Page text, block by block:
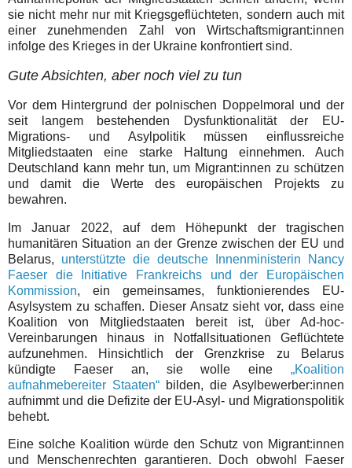
sie nicht mehr nur mit Kriegsgeflüchteten, sondern auch mit
einer zunehmenden Zahl von Wirtschaftsmigrant:innen
infolge des Krieges in der Ukraine konfrontiert sind.
Gute Absichten, aber noch viel zu tun
Vor dem Hintergrund der polnischen Doppelmoral und der
seit langem bestehenden Dysfunktionalität der EU-
Migrations- und Asylpolitik müssen einflussreiche
Mitgliedstaaten eine starke Haltung einnehmen. Auch
Deutschland kann mehr tun, um Migrant:innen zu schützen
und damit die Werte des europäischen Projekts zu
bewahren.
Im Januar 2022, auf dem Höhepunkt der tragischen
humanitären Situation an der Grenze zwischen der EU und
Belarus, unterstützte die deutsche Innenministerin Nancy
Faeser die Initiative Frankreichs und der Europäischen
Kommission, ein gemeinsames, funktionierendes EU-
Asylsystem zu schaffen. Dieser Ansatz sieht vor, dass eine
Koalition von Mitgliedstaaten bereit ist, über Ad-hoc-
Vereinbarungen hinaus in Notfallsituationen Geflüchtete
aufzunehmen. Hinsichtlich der Grenzkrise zu Belarus
kündigte Faeser an, sie wolle eine „Koalition
aufnahmebereiter Staaten“ bilden, die Asylbewerber:innen
aufnimmt und die Defizite der EU-Asyl- und Migrationspolitik
behebt.
Eine solche Koalition würde den Schutz von Migrant:innen
und Menschenrechten garantieren. Doch obwohl Faeser